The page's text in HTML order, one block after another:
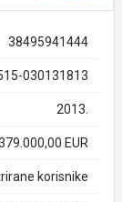
38495941444
030131813
2013.
EUR
korisnike